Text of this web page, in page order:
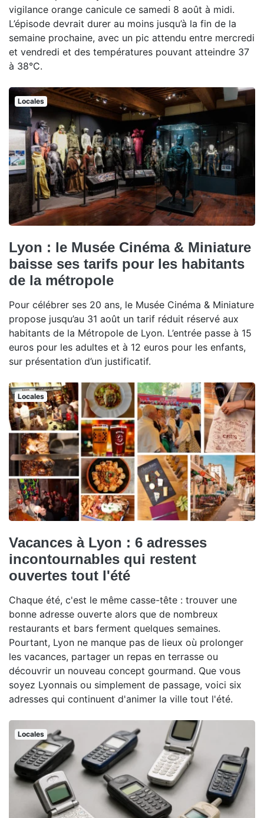
vigilance orange canicule ce samedi 8 août à midi.
L’épisode devrait durer au moins jusqu’à la fin de la
semaine prochaine, avec un pic attendu entre mercredi
et vendredi et des températures pouvant atteindre 37
à 38°C.
Locales
Lyon : le Musée Cinéma & Miniature
baisse ses tarifs pour les habitants
de la métropole
Pour célébrer ses 20 ans, le Musée Cinéma & Miniature
propose jusqu’au 31 août un tarif réduit réservé aux
habitants de la Métropole de Lyon. L’entrée passe à 15
euros pour les adultes et à 12 euros pour les enfants,
sur présentation d’un justificatif.
Locales
Vacances à Lyon : 6 adresses
incontournables qui restent
ouvertes tout l'été
Chaque été, c'est le même casse-tête : trouver une
bonne adresse ouverte alors que de nombreux
restaurants et bars ferment quelques semaines.
Pourtant, Lyon ne manque pas de lieux où prolonger
les vacances, partager un repas en terrasse ou
découvrir un nouveau concept gourmand. Que vous
soyez Lyonnais ou simplement de passage, voici six
adresses qui continuent d'animer la ville tout l'été.
Locales